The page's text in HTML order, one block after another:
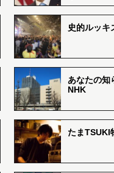
史的ルッキ
あなたの知
NHK
たまTSUKI